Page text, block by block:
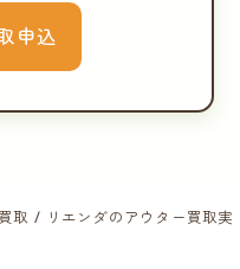
申込
取
リエンダのアウター買取実